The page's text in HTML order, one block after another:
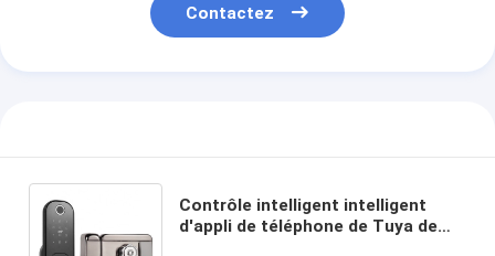
Contactez
Contrôle intelligent intelligent
d'appli de téléphone de Tuya de